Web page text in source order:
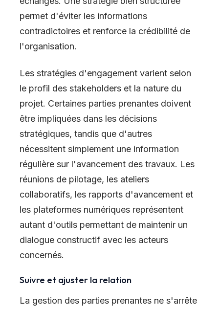
permet d'éviter les informations
contradictoires et renforce la crédibilité de
l'organisation.
Les stratégies d'engagement varient selon
le profil des stakeholders et la nature du
projet. Certaines parties prenantes doivent
être impliquées dans les décisions
stratégiques, tandis que d'autres
nécessitent simplement une information
régulière sur l'avancement des travaux. Les
réunions de pilotage, les ateliers
collaboratifs, les rapports d'avancement et
les plateformes numériques représentent
autant d'outils permettant de maintenir un
dialogue constructif avec les acteurs
concernés.
Suivre et ajuster la relation
La gestion des parties prenantes ne s'arrête